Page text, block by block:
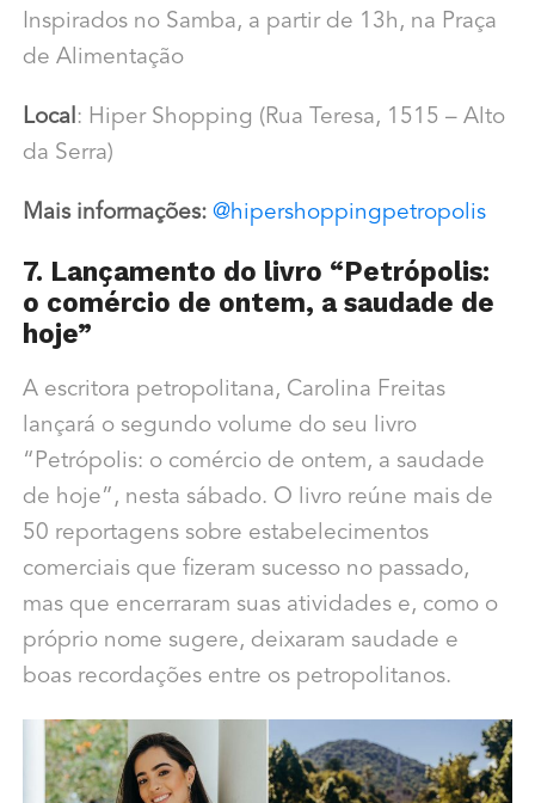
Inspirados no Samba, a partir de 13h, na Praça
de Alimentação
Local: Hiper Shopping (Rua Teresa, 1515 – Alto
da Serra)
Mais informações: @hipershoppingpetropolis
7. Lançamento do livro “Petrópolis:
o comércio de ontem, a saudade de
hoje”
A escritora petropolitana, Carolina Freitas
lançará o segundo volume do seu livro
“Petrópolis: o comércio de ontem, a saudade
de hoje”, nesta sábado. O livro reúne mais de
50 reportagens sobre estabelecimentos
comerciais que fizeram sucesso no passado,
mas que encerraram suas atividades e, como o
próprio nome sugere, deixaram saudade e
boas recordações entre os petropolitanos.